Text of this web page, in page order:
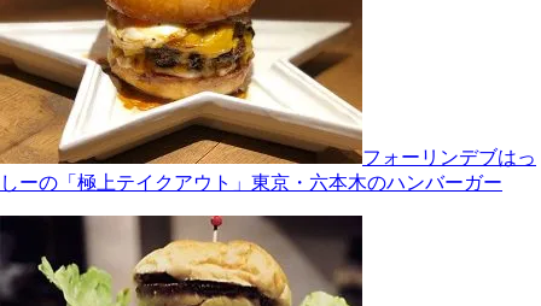
フォーリンデブはっ
しーの「極上テイクアウト」東京・六本木のハンバーガー